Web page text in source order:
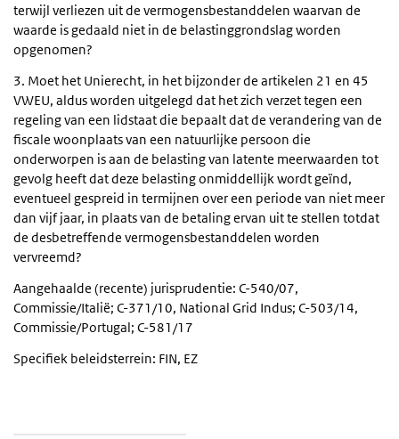
terwijl verliezen uit de vermogensbestanddelen waarvan de
waarde is gedaald niet in de belastinggrondslag worden
opgenomen?
3. Moet het Unierecht, in het bijzonder de artikelen 21 en 45
VWEU, aldus worden uitgelegd dat het zich verzet tegen een
regeling van een lidstaat die bepaalt dat de verandering van de
fiscale woonplaats van een natuurlijke persoon die
onderworpen is aan de belasting van latente meerwaarden tot
gevolg heeft dat deze belasting onmiddellijk wordt geïnd,
eventueel gespreid in termijnen over een periode van niet meer
dan vijf jaar, in plaats van de betaling ervan uit te stellen totdat
de desbetreffende vermogensbestanddelen worden
vervreemd?
Aangehaalde (recente) jurisprudentie: C-540/07,
Commissie/Italië; C-371/10, National Grid Indus; C-503/14,
Commissie/Portugal; C-581/17
Specifiek beleidsterrein: FIN, EZ